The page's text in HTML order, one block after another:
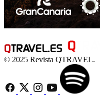
© 2025 Revista QTRAVEL.